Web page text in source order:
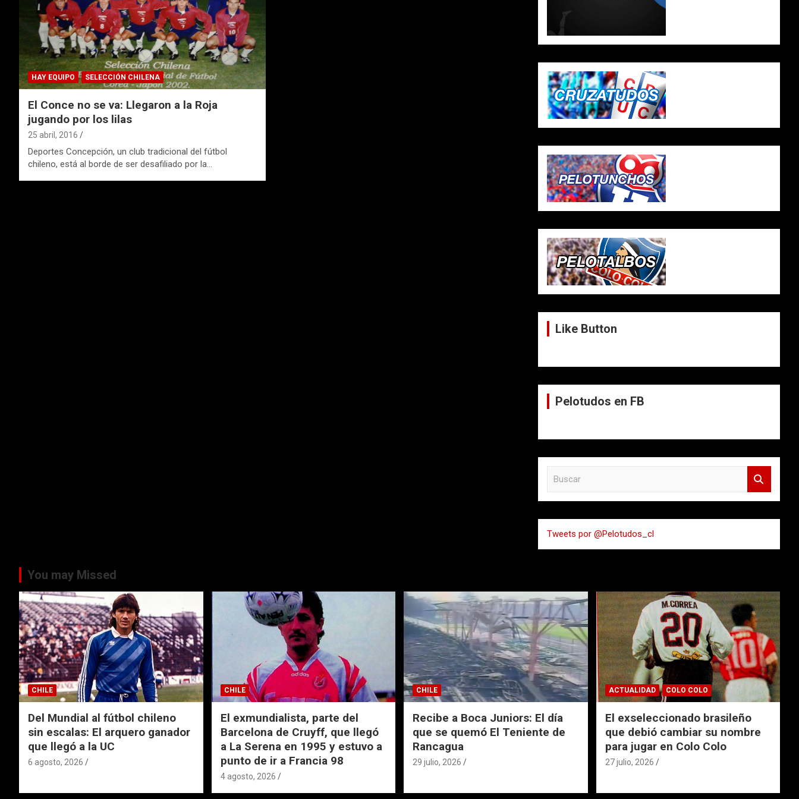
HAY EQUIPO SELECCIÓN CHILENA
El Conce no se va: Llegaron a la Roja
jugando por los lilas
25 abril, 2016
Deportes Concepción, un club tradicional del fútbol
chileno, está al borde de ser desafiliado por la…
Like Button
Pelotudos en FB
a
r
Tweets por @Pelotudos_cl
You may Missed
CHILE
Del Mundial al fútbol chileno
sin escalas: El arquero ganador
que llegó a la UC
6 agosto, 2026
CHILE
El exmundialista, parte del
Barcelona de Cruyff, que llegó
a La Serena en 1995 y estuvo a
punto de ir a Francia 98
4 agosto, 2026
CHILE
Recibe a Boca Juniors: El día
que se quemó El Teniente de
Rancagua
29 julio, 2026
ACTUALIDAD COLO COLO
El exseleccionado brasileño
que debió cambiar su nombre
para jugar en Colo Colo
27 julio, 2026